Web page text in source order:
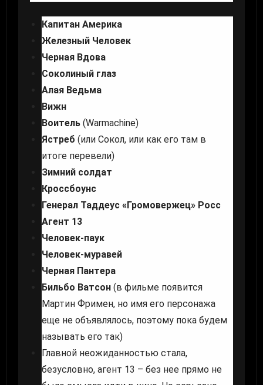
Капитан Америка
Железный Человек
Черная Вдова
Соколиный глаз
Алая Ведьма
Вижн
Воитель (Warmachine)
Ястреб (или Сокол, или как его там в
итоге перевели)
Зимний солдат
Кроссбоунс
Генерал Таддеус «Громовержец» Росс
Агент 13
Человек-паук
Человек-муравей
Черная Пантера
Бильбо Ватсон (в фильме появится
Мартин Фримен, но имя его персонажа
еще не объявлялось, поэтому пока будем
называть его так)
Главной неожиданностью стала,
безусловно, агент 13 – без нее прямо не